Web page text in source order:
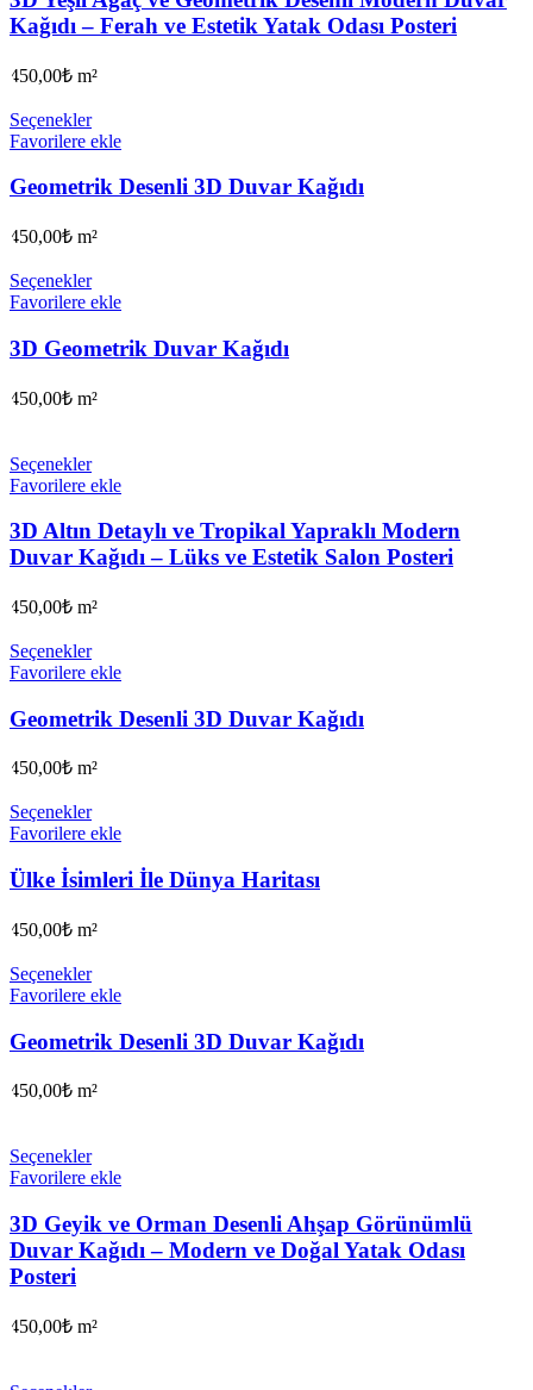
Kağıdı – Ferah ve Estetik Yatak Odası Posteri
450,00₺ m²
Seçenekler
Favorilere ekle
Geometrik Desenli 3D Duvar Kağıdı
450,00₺ m²
Seçenekler
Favorilere ekle
3D Geometrik Duvar Kağıdı
450,00₺ m²
Seçenekler
Favorilere ekle
3D Altın Detaylı ve Tropikal Yapraklı Modern
Duvar Kağıdı – Lüks ve Estetik Salon Posteri
450,00₺ m²
Seçenekler
Favorilere ekle
Geometrik Desenli 3D Duvar Kağıdı
450,00₺ m²
Seçenekler
Favorilere ekle
Ülke İsimleri İle Dünya Haritası
450,00₺ m²
Seçenekler
Favorilere ekle
Geometrik Desenli 3D Duvar Kağıdı
450,00₺ m²
Seçenekler
Favorilere ekle
3D Geyik ve Orman Desenli Ahşap Görünümlü
Duvar Kağıdı – Modern ve Doğal Yatak Odası
Posteri
450,00₺ m²